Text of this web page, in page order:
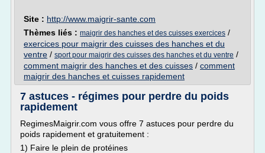
Site : http://www.maigrir-sante.com
Thèmes liés : maigrir des hanches et des cuisses exercices /
exercices pour maigrir des cuisses des hanches et du
ventre / sport pour maigrir des cuisses des hanches et du ventre /
comment maigrir des hanches et des cuisses / comment
maigrir des hanches et cuisses rapidement
7 astuces - régimes pour perdre du poids
rapidement
RegimesMaigrir.com vous offre 7 astuces pour perdre du
poids rapidement et gratuitement :
1) Faire le plein de protéines